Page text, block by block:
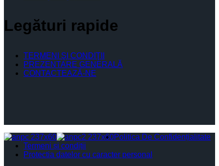
Legături rapide
TERMENI ŞI CONDIŢII
PREZENTARE GENERALĂ
CONTACTEAZĂ-NE
Politica De Confidențialitate
Termeni și condiții
Protectia datelor cu caracter personal